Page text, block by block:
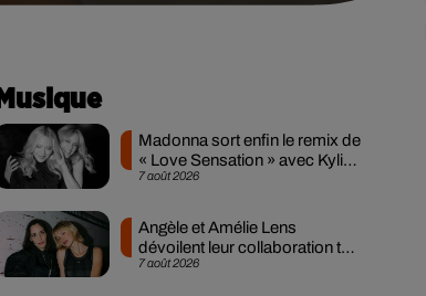
Musique
7 août 2026
Madonna sort enfin le remix de
« Love Sensation » avec Kylie
Minogue
7 août 2026
Angèle et Amélie Lens
dévoilent leur collaboration tant
attendue